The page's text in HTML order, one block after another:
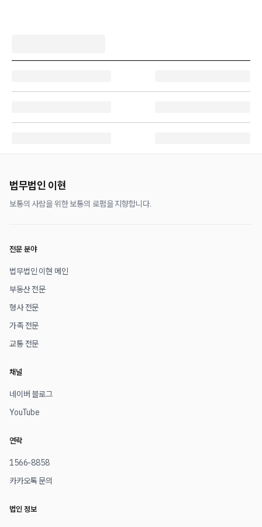
법무법인 이현
보통의 사람을 위한 보통의 로펌을 지향합니다.
전문 분야
법무법인 이현 메인
부동산 전문
형사 전문
가족 전문
교통 전문
채널
네이버 블로그
YouTube
연락
1566-8858
카카오톡 문의
법인 정보